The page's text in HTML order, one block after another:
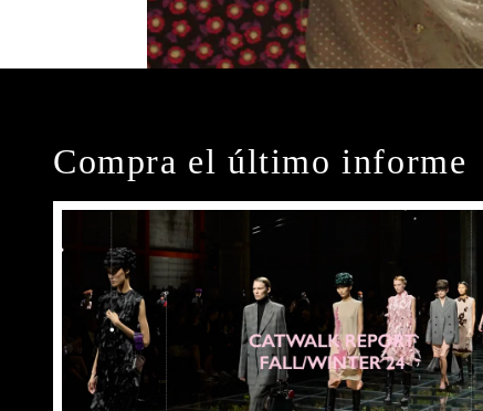
Compra el último informe